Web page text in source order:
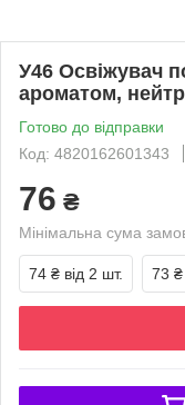
У46 Освіжувач
ароматом,
Готово до відправки
Код: 4820162601343
76 ₴
Мінімальна сума
74 ₴ від 2 шт. 73 ₴